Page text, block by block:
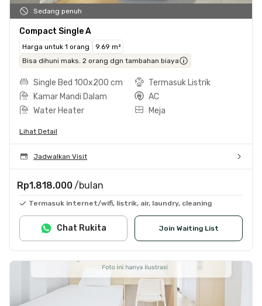
Sedang penuh
Compact Single A
Harga untuk 1 orang
9.69 m²
Bisa dihuni maks. 2 orang dgn tambahan biaya
Single Bed 100x200 cm
Termasuk Listrik
Kamar Mandi Dalam
AC
Water Heater
Meja
Lihat Detail
Jadwalkan Visit
Rp1.818.000 /bulan
Termasuk internet/wifi, listrik, air, laundry, cleaning
Join Waiting List
Chat Rukita